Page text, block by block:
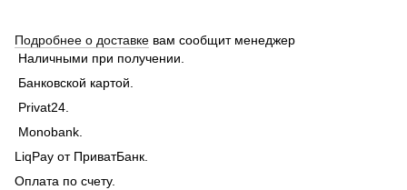
Подробнее о доставке вам сообщит менеджер
Наличными при получении.
Банковской картой.
Privat24.
Monobank.
LiqPay от ПриватБанк.
Оплата по счету.